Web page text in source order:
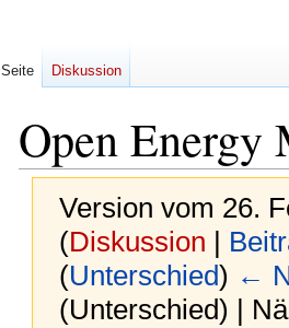
Open Energy
Version vom 26.
(Diskussion |
(Unterschied) ←
(Unterschied) |
Seite Diskussion